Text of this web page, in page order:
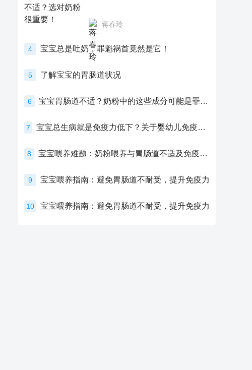
蒋春玲
4 宝宝总是吐奶，罪魁祸首竟然是它！
5 了解宝宝的胃肠道状况
6 宝宝胃肠道不适？奶粉中的这些成分可能是罪魁祸首！
7 宝宝总生病就是免疫力低下？关于婴幼儿免疫力的真相，家长必须了解！
8 宝宝喂养难题：奶粉喂养与胃肠道不适及免疫力提升的奥秘
9 宝宝喂养指南：避免胃肠道不耐受，提升免疫力
10 宝宝喂养指南：避免胃肠道不耐受，提升免疫力